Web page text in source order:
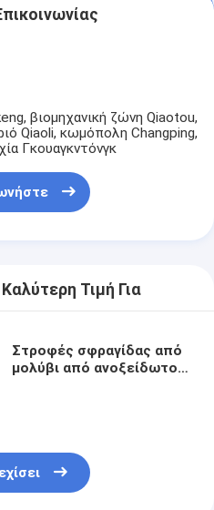
βιομηχανική ζώνη Qiaotou,
Qiaoli, κωμόπολη Changping,
Γκουαγκντόνγκ
Τιμή Για
Στροφές σφραγίδας από
μολύβι από ανοξείδωτο